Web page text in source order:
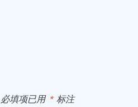
必填项已用 *标注